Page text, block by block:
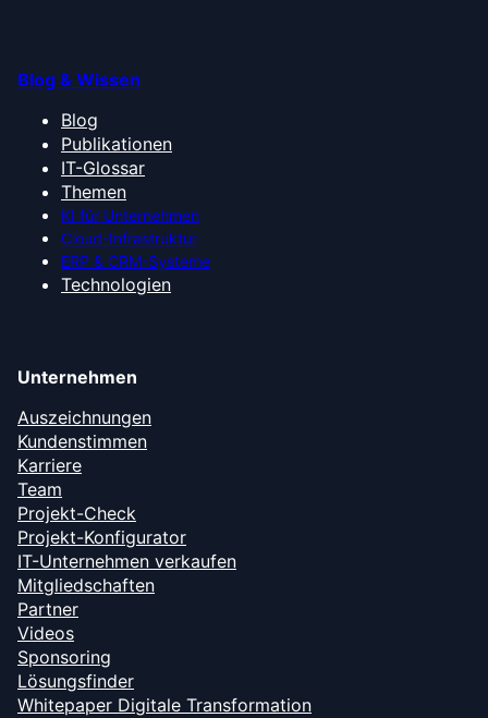
Blog & Wissen
Blog
Publikationen
IT-Glossar
Themen
KI für Unternehmen
Cloud-Infrastruktur
ERP & CRM-Systeme
Technologien
Unternehmen
Auszeichnungen
Kundenstimmen
Karriere
Team
Projekt-Check
Projekt-Konfigurator
IT-Unternehmen verkaufen
Mitgliedschaften
Partner
Videos
Sponsoring
Lösungsfinder
Whitepaper Digitale Transformation